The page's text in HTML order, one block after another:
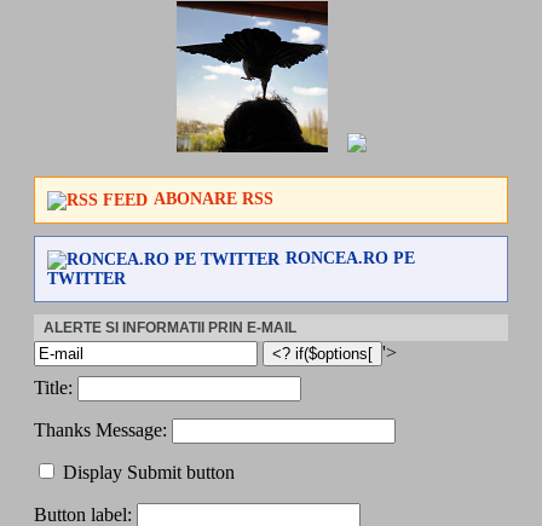
ABONARE RSS
RONCEA.RO PE
TWITTER
ALERTE SI INFORMATII PRIN E-MAIL
'>
Title:
Thanks Message:
Display Submit button
Button label: